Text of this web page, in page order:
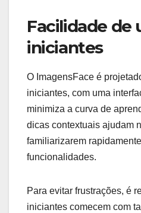
Facilidade de
iniciantes
O ImagensFace é
iniciantes, com uma
minimiza a curva de
dicas contextuais ajudam
familiarizarem
funcionalidades.
Para evitar frustrações, é
iniciantes comecem com